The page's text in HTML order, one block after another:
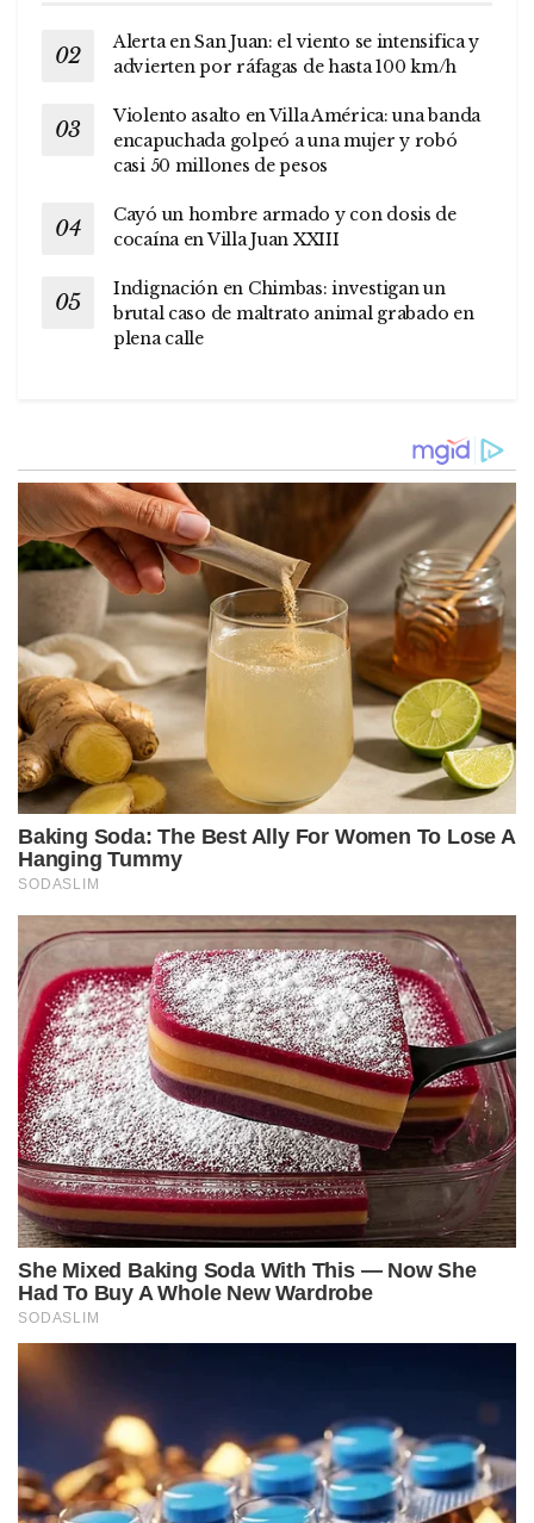
Alerta en San Juan: el viento se intensifica y
advierten por ráfagas de hasta 100 km/h
Violento asalto en Villa América: una banda
encapuchada golpeó a una mujer y robó
casi 50 millones de pesos
Cayó un hombre armado y con dosis de
cocaína en Villa Juan XXIII
Indignación en Chimbas: investigan un
brutal caso de maltrato animal grabado en
plena calle